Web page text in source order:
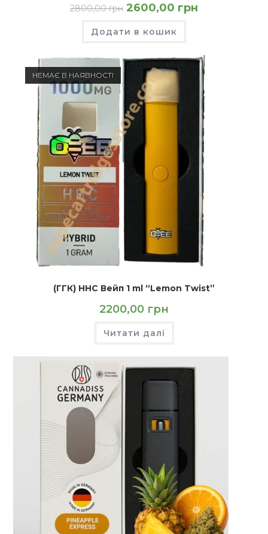
2800,00грн Оригінальна
ціна:
2800,00 грн.
2600,00 грн
Додати в кошик
НЕМАЄ В НАЯВНОСТІ
(ГГК) HHC Вейп 1 ml “Lemon Twist”
2200,00 грн
Читати далі